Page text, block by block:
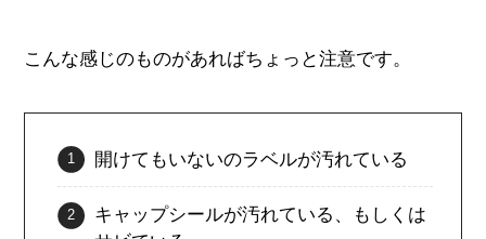
こんな感じのものがあればちょっと注意です。
開けてもいないのラベルが汚れている
キャップシールが汚れている、もしくは